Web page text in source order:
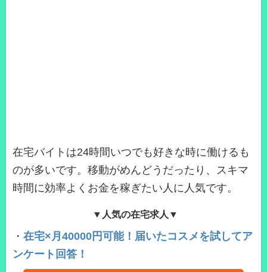
在宅バイトは24時間いつでも好きな時に働けるも
のが多いです。移動がめんどうだったり、スキマ
時間に効率よくお金を稼ぎたい人に人気です。
▼人気の在宅求人▼
・ 在宅×月40000円可能！届いたコスメを試してア
ンケート回答！